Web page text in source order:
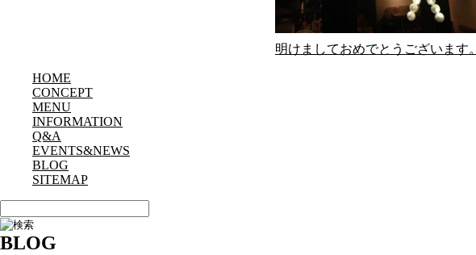
明けましておめでとうございます。
HOME
CONCEPT
MENU
INFORMATION
Q&A
EVENTS&NEWS
BLOG
SITEMAP
BLOG